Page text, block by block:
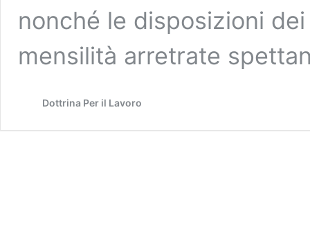
nonché le disposizioni
mensilità arretrate
Dottrina Per il Lavoro